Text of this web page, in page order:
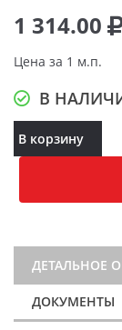
1 314.00
Цена за 1 м.п.
В
В корзину
ДЕТАЛЬНОЕ
ДОКУМЕНТЫ